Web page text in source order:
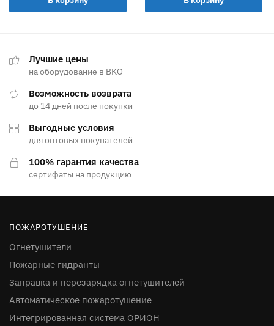
Лучшие цены
на оборудование в ВКО
Возможность возврата
до 14 дней после покупки
Выгодные условия
для оптовых покупателей
100% гарантия качества
сертифаты на продукцию
ПОЖАРОТУШЕНИЕ
Огнетушители
Пожарные гидранты
Заправка и перезарядка огнетушителей
Автоматическое пожаротушение
Интегрированная система ОРИОН